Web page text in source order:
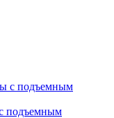
подъемным